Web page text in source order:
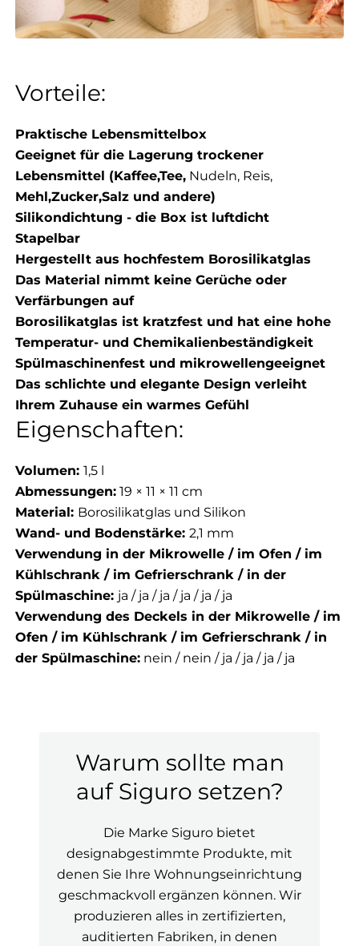
Vorteile:
Praktische Lebensmittelbox
Geeignet für die Lagerung trockener
Lebensmittel (Kaffee,Tee,Nudeln, Reis,
Mehl,Zucker,Salz und andere)
Silikondichtung - die Box ist luftdicht
Stapelbar
Hergestellt aus hochfestem Borosilikatglas
Das Material nimmt keine Gerüche oder
Verfärbungen auf
Borosilikatglas ist kratzfest und hat eine hohe
Temperatur- und Chemikalienbeständigkeit
Spülmaschinenfest und mikrowellengeeignet
Das schlichte und elegante Design verleiht
Ihrem Zuhause ein warmes Gefühl
Eigenschaften:
Volumen: 1,5 l
Abmessungen:19 × 11 × 11 cm
Material: Borosilikatglas und Silikon
Wand- und Bodenstärke: 2,1 mm
Verwendung in der Mikrowelle / im Ofen / im
Kühlschrank / im Gefrierschrank / in der
Spülmaschine: ja / ja / ja / ja / ja / ja
Verwendung des Deckels in der Mikrowelle / im
Ofen / im Kühlschrank / im Gefrierschrank / in
der Spülmaschine:nein / nein / ja / ja / ja / ja
Warum sollte man
auf Siguro setzen?
Die Marke Siguro bietet
designabgestimmte Produkte, mit
denen Sie Ihre Wohnungseinrichtung
geschmackvoll ergänzen können. Wir
produzieren alles in zertifizierten,
auditierten Fabriken, in denen